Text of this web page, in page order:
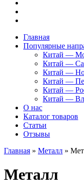
Главная
Популярные
Китай —
Китай —
Китай —
Китай —
Китай —
Китай —
О нас
Каталог товаров
Статьи
Отзывы
Главная » Металл »
Металл